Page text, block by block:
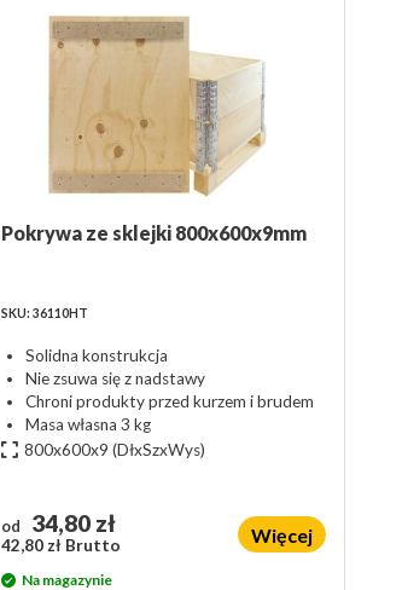
Pokrywa ze sklejki 800x600x9mm
SKU: 36110HT
Solidna konstrukcja
Nie zsuwa się z nadstawy
Chroni produkty przed kurzem i brudem
Masa własna 3 kg
800x600x9 (DłxSzxWys)
od 34,80 zł
42,80 zł Brutto Więcej
Na magazynie